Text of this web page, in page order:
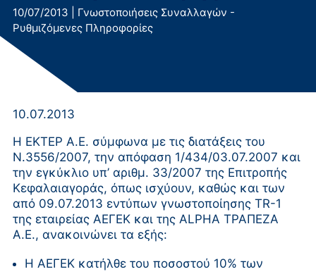
10/07/2013
Γνωστοποιήσεις Συναλλαγών -
Ρυθμιζόμενες Πληροφορίες
10.07.2013
Η ΕΚΤΕΡ Α.Ε. σύμφωνα με τις διατάξεις του
Ν.3556/2007, την απόφαση 1/434/03.07.2007 και
την εγκύκλιο υπ’ αριθμ. 33/2007 της Επιτροπής
Κεφαλαιαγοράς, όπως ισχύουν, καθώς και των
από 09.07.2013 εντύπων γνωστοποίησης TR-1
της εταιρείας ΑΕΓΕΚ και της ALPHA ΤΡΑΠΕΖΑ
Α.Ε., ανακοινώνει τα εξής:
Η ΑΕΓΕΚ κατήλθε του ποσοστού 10% των